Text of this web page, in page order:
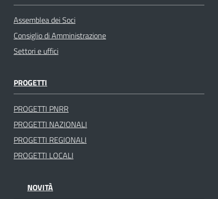
Assemblea dei Soci
Consiglio di Amministrazione
Settori e uffici
PROGETTI
PROGETTI PNRR
PROGETTI NAZIONALI
PROGETTI REGIONALI
PROGETTI LOCALI
NOVITÀ